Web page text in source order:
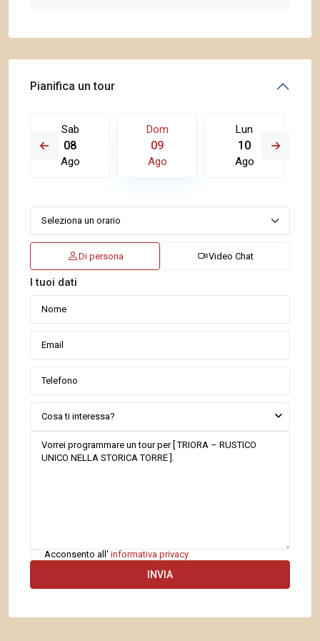
Pianifica un tour
Sab
08
Ago
Dom
09
Ago
Lun
10
Ago
Di persona Video Chat
I tuoi dati
Cosa ti interessa?
Acconsento all' informativa privacy